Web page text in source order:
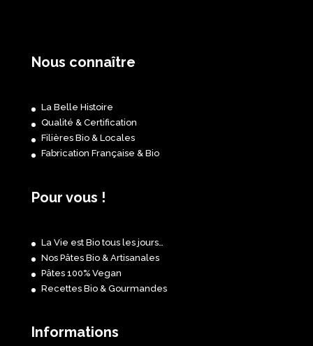
Nous connaître
La Belle Histoire
Qualité & Certification
Filières Bio & Locales
Fabrication Française & Bio
Pour vous !
La Vie est Bio tous les jours…
Nos Pâtes Bio & Artisanales
Pâtes 100% Vegan
Recettes Bio & Gourmandes
Informations